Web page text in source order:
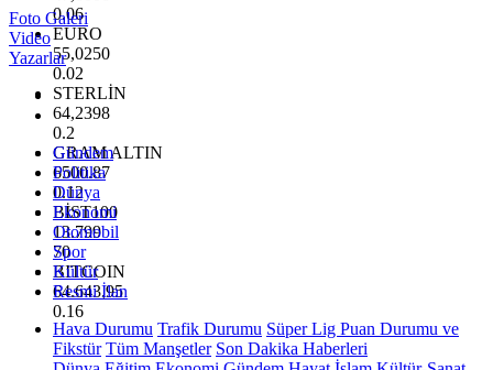
0.06
EURO
55,0250
0.02
STERLİN
64,2398
0.2
GRAM ALTIN
6500.87
0.12
BİST100
13.799
70
BITCOIN
64.643,95
0.16
Foto Galeri
Video
Yazarlar
Gündem
Politika
Dünya
Ekonomi
Otomobil
Spor
Kültür
Resmi İlan
Hava Durumu Trafik Durumu Süper Lig Puan Durumu ve
Fikstür Tüm Manşetler Son Dakika Haberleri